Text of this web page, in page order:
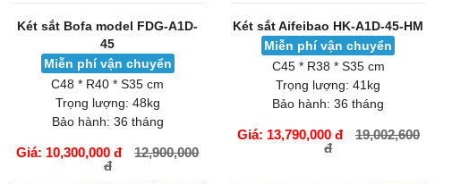
Két sắt Bofa model FDG-A1D-
45
Miễn phí vận chuyển
C48 * R40 * S35 cm
Trọng lượng: 48kg
Bảo hành: 36 tháng
Giá: 10,300,000 đ
12,900,000
đ
Két sắt Aifeibao HK-A1D-45-HM
Miễn phí vận chuyển
C45 * R38 * S35 cm
Trọng lượng: 41kg
Bảo hành: 36 tháng
Giá: 13,790,000 đ
19,002,600
đ